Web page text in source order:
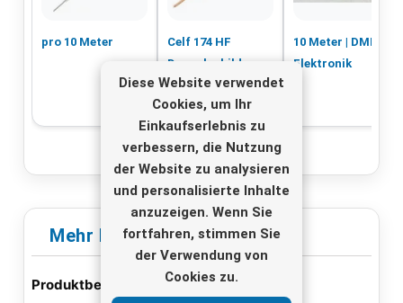
Diese Website verwendet
Cookies, um Ihr
Einkaufserlebnis zu
verbessern, die Nutzung
der Website zu analysieren
und personalisierte Inhalte
anzuzeigen. Wenn Sie
fortfahren, stimmen Sie
der Verwendung von
Cookies zu.
pro 10 Meter
Celf 174 HF
Doppelschild
Koaxkabel pro 10
m
10 Meter | DMR -
Elektronik
Mehr Infos
Produktbeschreibung: